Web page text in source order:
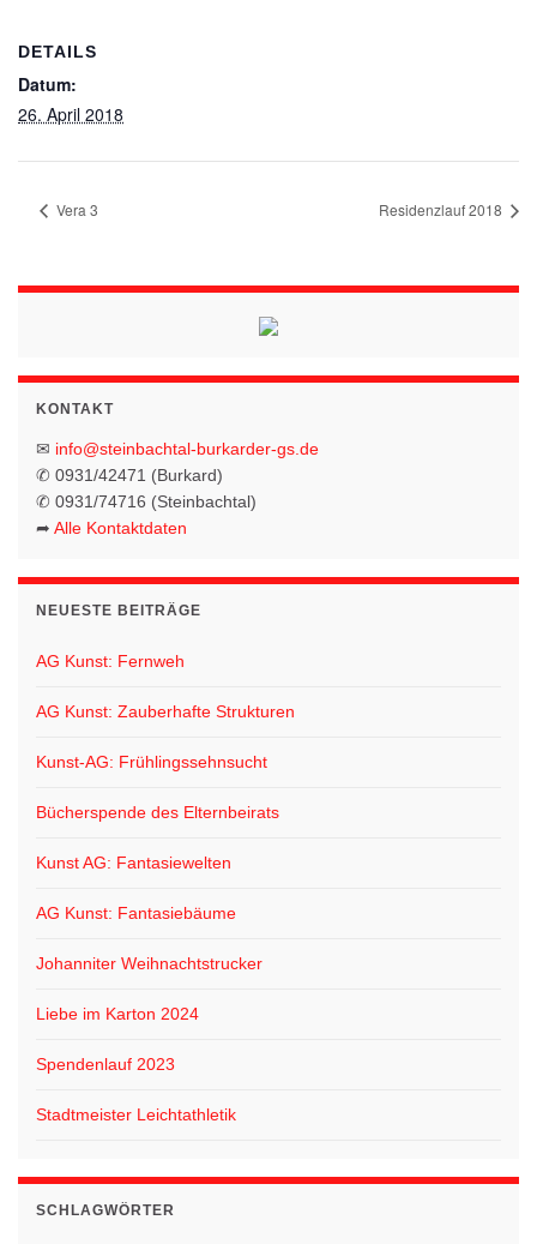
DETAILS
Datum:
26. April 2018
Vera 3 Residenzlauf 2018
KONTAKT
✉ info@steinbachtal-burkarder-gs.de
✆ 0931/42471 (Burkard)
✆ 0931/74716 (Steinbachtal)
➦ Alle Kontaktdaten
NEUESTE BEITRÄGE
AG Kunst: Fernweh
AG Kunst: Zauberhafte Strukturen
Kunst-AG: Frühlingssehnsucht
Bücherspende des Elternbeirats
Kunst AG: Fantasiewelten
AG Kunst: Fantasiebäume
Johanniter Weihnachtstrucker
Liebe im Karton 2024
Spendenlauf 2023
Stadtmeister Leichtathletik
SCHLAGWÖRTER